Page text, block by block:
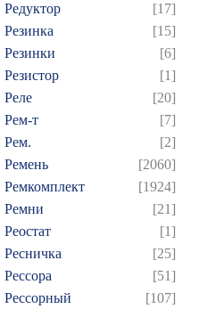
Редуктор
[17]
Резинка
[15]
Резинки
[6]
Резистор
[1]
Реле
[20]
Рем-т
[7]
Рем.
[2]
Ремень
[2060]
Ремкомплект
[1924]
Ремни
[21]
Реостат
[1]
Ресничка
[25]
Рессора
[51]
Рессорный
[107]